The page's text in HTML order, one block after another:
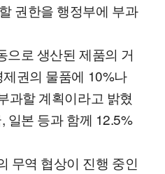
권한을 행정부에 부과
으로 생산된 제품의 거
권의 물품에 10%나
과할 계획이라고 밝혔
일본 등과 함께 12.5%
무역 협상이 진행 중인